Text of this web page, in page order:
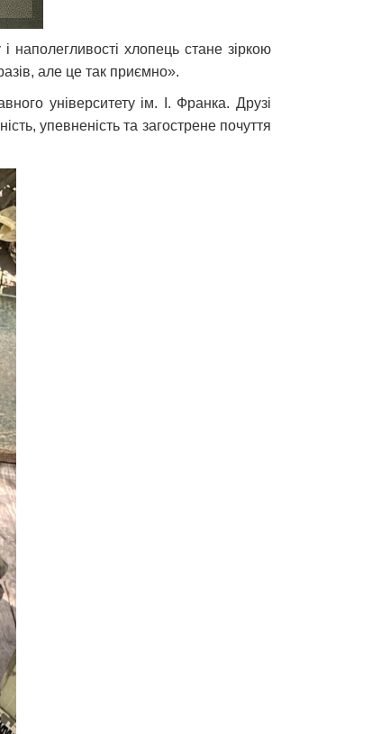
хлопець стане зіркою
але це так приємно».
університету ім. І. Франка. Друзі
упевненість та загострене почуття